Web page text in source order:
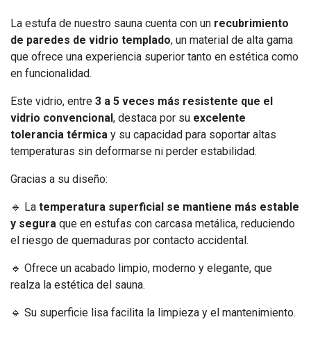
La estufa de nuestro sauna cuenta con un recubrimiento
de paredes de vidrio templado, un material de alta gama
que ofrece una experiencia superior tanto en estética como
en funcionalidad.
Este vidrio, entre 3 a 5 veces más resistente que el
vidrio convencional, destaca por su excelente
tolerancia térmica y su capacidad para soportar altas
temperaturas sin deformarse ni perder estabilidad.
Gracias a su diseño:
🔹 La temperatura superficial se mantiene más estable
y segura que en estufas con carcasa metálica, reduciendo
el riesgo de quemaduras por contacto accidental.
🔹 Ofrece un acabado limpio, moderno y elegante, que
realza la estética del sauna.
🔹 Su superficie lisa facilita la limpieza y el mantenimiento.